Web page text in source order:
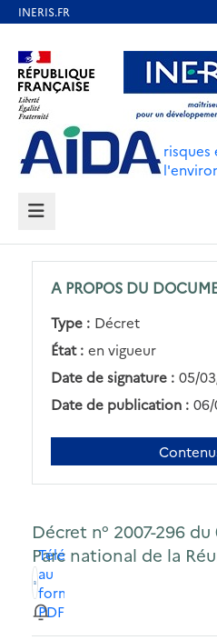
contenu
principal
Aller au contenu
Aller au pied de page
MENU
A PROPOS DU
Type : Décret
État : en vigueur
Date de signature : 05/
Date de publication :
Décret n° 2007-296
Parc national de la
Télécharger
au
format
PDF